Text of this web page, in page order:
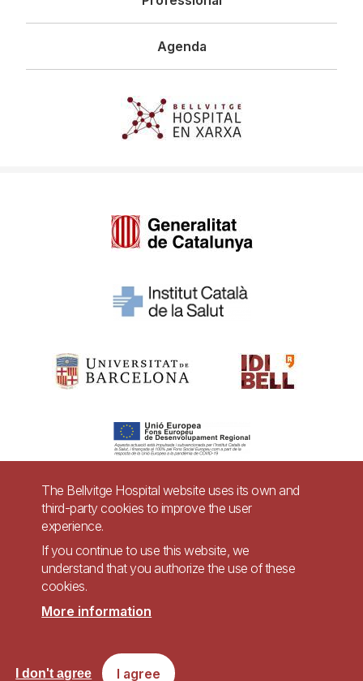
Agenda
Pie
página
Accessibility Legal warning
Accessible website in accordance with Royal Decree 1112/2018, of September
7, on accessibility of websites and applications for mobile devices in the
The Bellvitge Hospital website uses its own and
third-party cookies to improve the user
experience.
If you continue to use this website, we
understand that you authorize the use of these
cookies.
More information
I agree
I don't agree